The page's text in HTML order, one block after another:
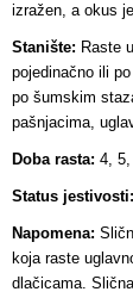
izražen, a okus
Stanište: Raste
pojedinačno ili
po šumskim
pašnjacima,
Doba rasta: 4,
Status jestivosti:
Napomena:
koja raste
dlačicama.